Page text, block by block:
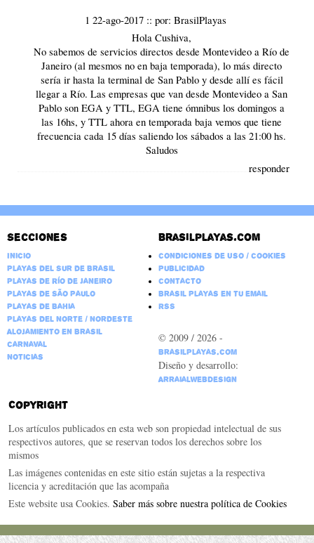
1 22-ago-2017 :: por: BrasilPlayas
Hola Cushiva,
No sabemos de servicios directos desde Montevideo a Río de
Janeiro (al mesmos no en baja temporada), lo más directo
sería ir hasta la terminal de San Pablo y desde allí es fácil
llegar a Río. Las empresas que van desde Montevideo a San
Pablo son EGA y TTL, EGA tiene ómnibus los domingos a
las 16hs, y TTL ahora en temporada baja vemos que tiene
frecuencia cada 15 días saliendo los sábados a las 21:00 hs.
Saludos
responder
Secciones
Inicio
Playas del Sur de Brasil
Playas de Río de Janeiro
Playas de São Paulo
Playas de Bahia
Playas del Norte / Nordeste
Alojamiento en Brasil
Carnaval
Noticias
Brasilplayas.com
Condiciones de Uso / Cookies
Publicidad
Contacto
Brasil Playas en tu email
RSS
© 2009 / 2026 -
BrasilPlayas.com
Diseño y desarrollo:
ArraialWebDesign
Copyright
Los artículos publicados en esta web son propiedad intelectual de sus
respectivos autores, que se reservan todos los derechos sobre los
mismos
Las imágenes contenidas en este sitio están sujetas a la respectiva
licencia y acreditación que las acompaña
Este website usa Cookies. Saber más sobre nuestra política de Cookies